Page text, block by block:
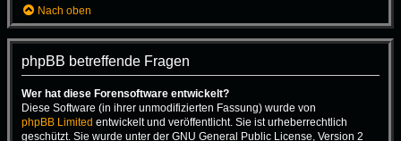
Nach oben
phpBB betreffende Fragen
Wer hat diese Forensoftware entwickelt?
Diese Software (in ihrer unmodifizierten Fassung) wurde von
phpBB Limited entwickelt und veröffentlicht. Sie ist urheberrechtlich
geschützt. Sie wurde unter der GNU General Public License, Version 2